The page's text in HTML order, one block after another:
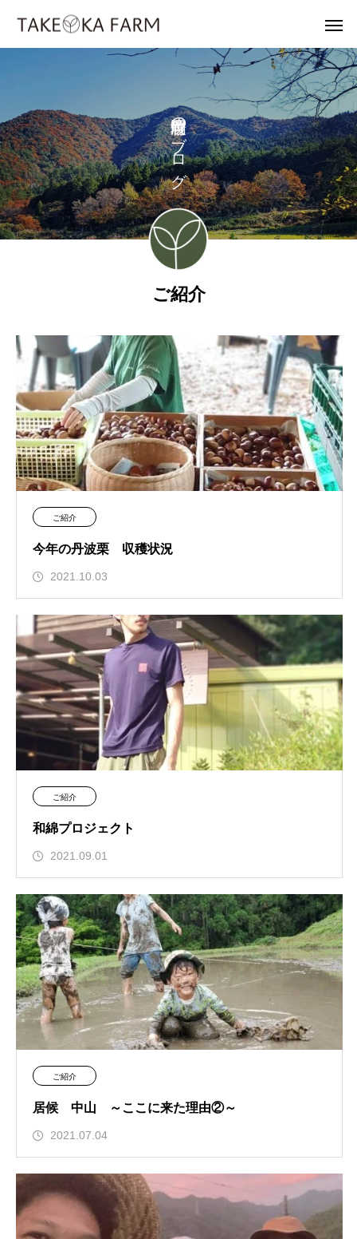
の
ブ
ロ
グ
ご紹介
ご紹介
今年の丹波栗 収穫状況
2021.10.03
ご紹介
和綿プロジェクト
2021.09.01
ご紹介
居候 中山 ～ここに来た理由②～
2021.07.04